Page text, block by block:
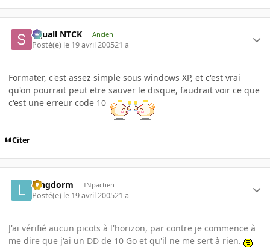
Squall NTCK Ancien
Posté(e) le 19 avril 200521 a
Formater, c'est assez simple sous windows XP, et c'est vrai
qu'on pourrait peut etre sauver le disque, faudrait voir ce que
c'est une erreur code 10
Citer
longdorm INpactien
Posté(e) le 19 avril 200521 a
J'ai vérifié aucun picots à l'horizon, par contre je commence à
me dire que j'ai un DD de 10 Go et qu'il ne me sert à rien.